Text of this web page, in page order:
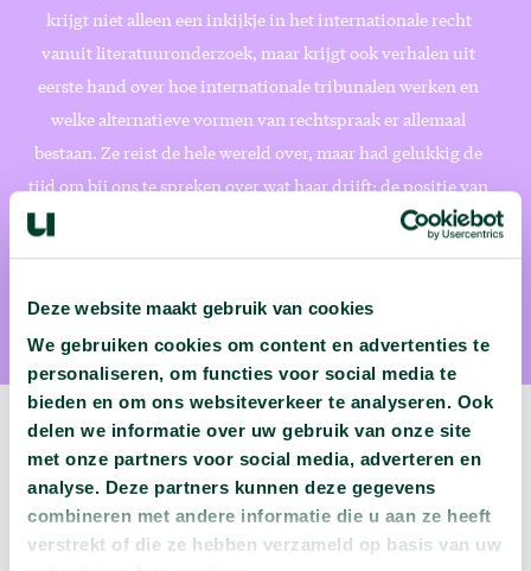
Deze website maakt gebruik van cookies
We gebruiken cookies om content en advertenties te
personaliseren, om functies voor social media te
bieden en om ons websiteverkeer te analyseren. Ook
delen we informatie over uw gebruik van onze site
met onze partners voor social media, adverteren en
analyse. Deze partners kunnen deze gegevens
combineren met andere informatie die u aan ze heeft
verstrekt of die ze hebben verzameld op basis van uw
krijgt niet alleen een inkijkje in het internationale recht
vanuit literatuuronderzoek, maar krijgt ook verhalen uit
eerste hand over hoe internationale tribunalen werken en
welke alternatieve vormen van rechtspraak er allemaal
bestaan. Ze reist de hele wereld over, maar had gelukkig de
tijd om bij ons te spreken over wat haar drijft: de positie van
slachtoffers in het internationale recht. (foto: Sandra
Peerenboom)
Volgende podcast: